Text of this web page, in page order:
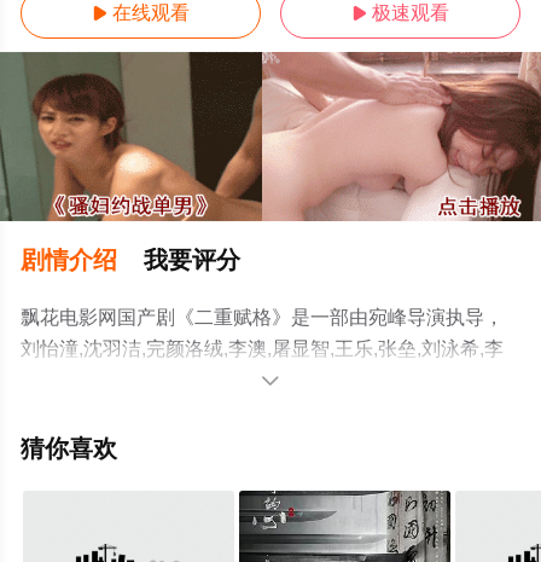
 在线观看  极速观看
剧情介绍 我要评分
飘花电影网国产剧《二重赋格》是一部由宛峰导演执导，
刘怡潼,沈羽洁,完颜洛绒,李澳,屠显智,王乐,张垒,刘泳希,李
进荣,李子锋等演员精彩演绎的大陆电视剧，大结局剧情已
全集就上飘花影院，更多相关信息可移步至豆瓣电视剧、

猜你喜欢